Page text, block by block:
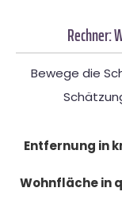
Rechner:
Bewege die
Entfernung in
Wohnfläche in